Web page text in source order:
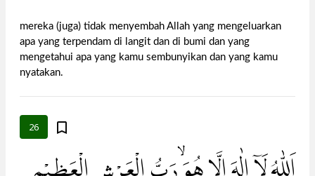
mereka (juga) tidak menyembah Allah yang mengeluarkan
apa yang terpendam di langit dan di bumi dan yang
mengetahui apa yang kamu sembunyikan dan yang kamu
nyatakan.
26